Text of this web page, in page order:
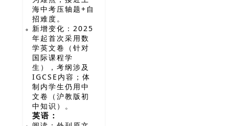
海中考压轴题+自
招难度。
新增变化：2025
年起首次采用数
学英文卷（针对
国际课程学
生），考纲涉及
IGCSE内容；体
制内学生仍用中
文卷（沪教版初
中知识）。
英语：